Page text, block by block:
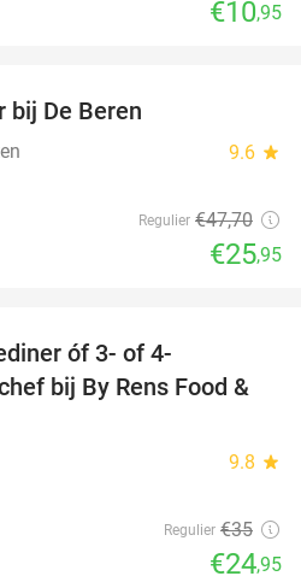
€10,95
bij De Beren
9.6 star
Regulier €47,70
€25,95
óf 3- of 4-
bij By Rens Food &
9.8 star
Regulier €35
€24,95